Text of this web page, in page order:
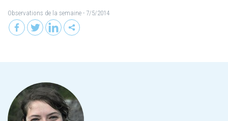
Observations de la semaine - 7/5/2014